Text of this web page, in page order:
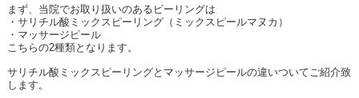
まず、当院でお取り扱いのあるピーリングは
・サリチル酸ミックスピーリング（ミックスピールマヌカ）
・マッサージピール
こちらの2種類となります。
サリチル酸ミックスピーリングとマッサージピールの違いついてご紹介致
します。